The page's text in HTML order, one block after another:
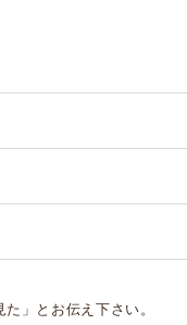
」とお伝え下さい。